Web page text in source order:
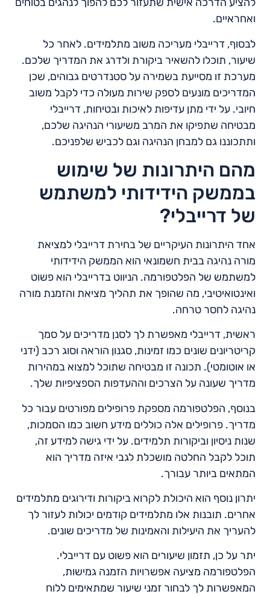
ואחראיים.
לבסוף, דרייבלי מעריכה משוב מתלמידים. לאחר כל
שיעור, תוכלו להשאיר ביקורת ולדרג את המדריך שלכם.
מערכת זו מסייעת בשמירה על סטנדרטים גבוהים, שכן
המדריכים מונעים לספק שירות מעולה כדי לקבל משוב
חיובי. על ידי מתן עדיפות לאיכות ובטיחות, דרייבלי
מבטיחה שתפיקו את המרב משיעורי הנהיגה שלכם,
ותתכוננו גם למבחן הנהיגה וגם לכביש שלפניכם.
מהם היתרונות של שימוש
בממשק הידידותי למשתמש
של דרייבלי?
אחד היתרונות העיקריים של בחירת דרייבלי למציאת
מורה נהיגה בבית חשמונאי הוא הממשק הידידותי
למשתמש של הפלטפורמה. הניווט בדרייבלי הוא פשוט
ואינטואיטיבי, מה שהופך את תהליך מציאת והזמנת מורה
נהיגה לחסר טרחה.
ראשית, דרייבלי מאפשרת לך לסנן מדריכים על סמך
קריטריונים שונים כמו זמינות, סגנון הוראה וסוג רכב (ידני
או אוטומטי). תכונה זו מבטיחה שתוכל למצוא במהירות
מדריך שעונה על הצרכים וההעדפות הספציפיות שלך.
בנוסף, הפלטפורמה מספקת פרופילים מפורטים עבור כל
מדריך. פרופילים אלה כוללים מידע חשוב כמו הסמכות,
שנות ניסיון וביקורות תלמידים. על ידי גישה למידע זה,
תוכל לקבל החלטה מושכלת לגבי איזה מדריך הוא
המתאים ביותר עבורך.
יתרון נוסף הוא היכולת לקרוא ביקורות ודירוגים מתלמידים
אחרים. תובנות אלו מתלמידים קודמים יכולות לעזור לך
להעריך את היעילות והאמינות של מדריכים שונים.
יתר על כן, תזמון שיעורים הוא פשוט עם דרייבלי.
הפלטפורמה מציעה אפשרויות הזמנה גמישות,
המאפשרות לך לבחור זמני שיעור שמתאימים ללוח